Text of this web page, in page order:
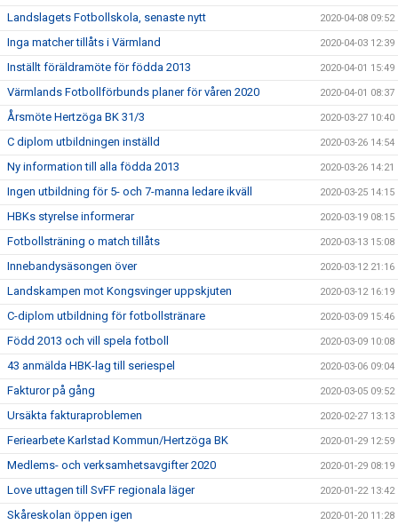
Landslagets Fotbollskola, senaste nytt 2020-04-08 09:52
Inga matcher tillåts i Värmland 2020-04-03 12:39
Inställt föräldramöte för födda 2013 2020-04-01 15:49
Värmlands Fotbollförbunds planer för våren 2020 2020-04-01 08:37
Årsmöte Hertzöga BK 31/3 2020-03-27 10:40
C diplom utbildningen inställd 2020-03-26 14:54
Ny information till alla födda 2013 2020-03-26 14:21
Ingen utbildning för 5- och 7-manna ledare ikväll 2020-03-25 14:15
HBKs styrelse informerar 2020-03-19 08:15
Fotbollsträning o match tillåts 2020-03-13 15:08
Innebandysäsongen över 2020-03-12 21:16
Landskampen mot Kongsvinger uppskjuten 2020-03-12 16:19
C-diplom utbildning för fotbollstränare 2020-03-09 15:46
Född 2013 och vill spela fotboll 2020-03-09 10:08
43 anmälda HBK-lag till seriespel 2020-03-06 09:04
Fakturor på gång 2020-03-05 09:52
Ursäkta fakturaproblemen 2020-02-27 13:13
Feriearbete Karlstad Kommun/Hertzöga BK 2020-01-29 12:59
Medlems- och verksamhetsavgifter 2020 2020-01-29 08:19
Love uttagen till SvFF regionala läger 2020-01-22 13:42
Skåreskolan öppen igen 2020-01-20 11:28